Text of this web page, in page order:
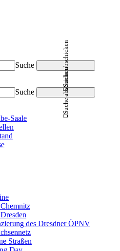
Suche
Suche abschicken
Suche
Suche abschicken
Saale
des Dresdner ÖPNV
Straßen